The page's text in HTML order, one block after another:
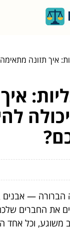
איך תזונה מתאימה
הברורה — אבנים
את החברים
משוגע, וכל אחד